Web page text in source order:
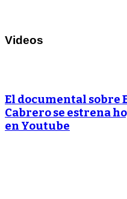
Videos
El documental sobre
Cabrero se estrena
en Youtube